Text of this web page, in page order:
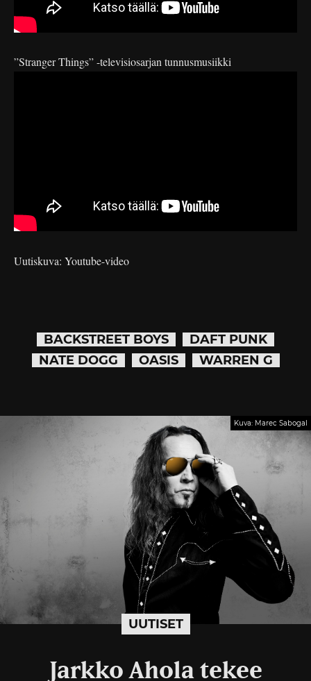
”Stranger Things” -televisiosarjan tunnusmusiikki
Uutiskuva: Youtube-video
BACKSTREET BOYS
DAFT PUNK
NATE DOGG
OASIS WARREN G
UUTISET
Kuva: Marec Sabogal
Jarkko Ahola tekee